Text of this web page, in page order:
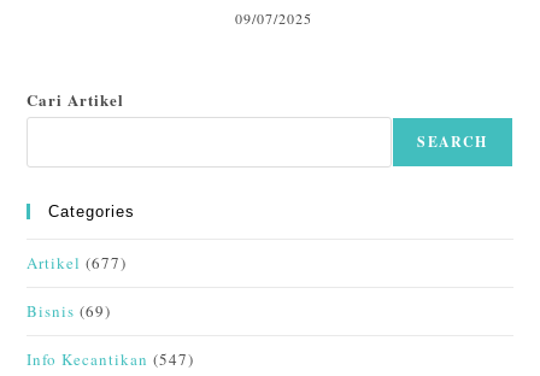
09/07/2025
Cari Artikel
SEARCH
Categories
Artikel (677)
Bisnis (69)
Info Kecantikan (547)